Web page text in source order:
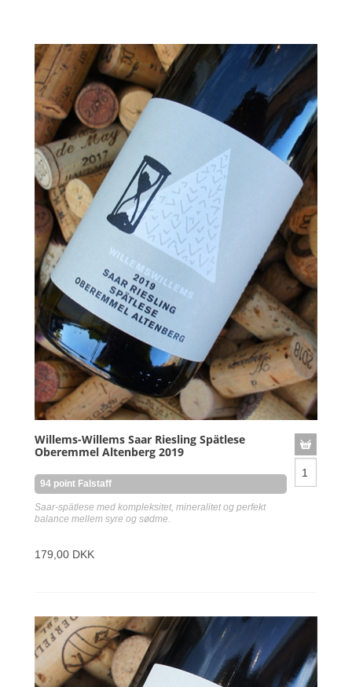
Willems-Willems Saar Riesling Spätlese
Oberemmel Altenberg 2019
94 point Falstaff
Saar-spätlese med kompleksitet, mineralitet og perfekt
balance mellem syre og sødme.
179,00 DKK